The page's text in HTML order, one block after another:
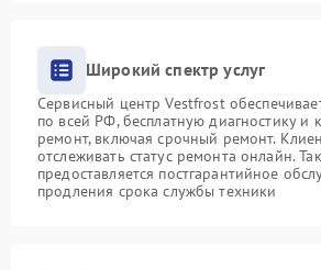
Широкий спектр услуг
Сервисный центр Vestfrost
по всей РФ, бесплатную диагностику и
ремонт, включая срочный ремонт.
отслеживать статус ремонта онлайн.
предоставляется постгарантийное
продления срока службы техники